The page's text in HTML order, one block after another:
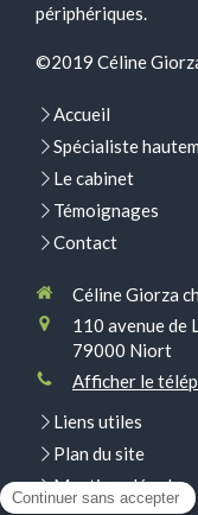
périphériques.
©2019 Céline
Accueil
Spécialiste
Le cabinet
Témoignages
Contact
Céline Giorza
110 avenue de
79000 Niort
Afficher le
Liens utiles
Plan du site
Mentions légales